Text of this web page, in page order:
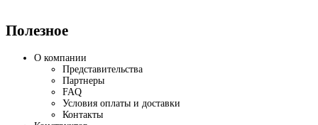
Полезное
О компании
Представительства
Партнеры
FAQ
Условия оплаты и доставки
Контакты